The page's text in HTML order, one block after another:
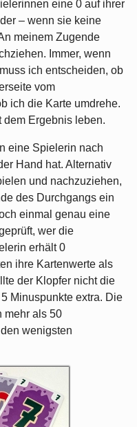
eine 0 auf ihrer
– wenn sie keine
meinem Zugende
Immer, wenn
ich entscheiden, ob
vom
ich die Karte umdrehe.
dem Ergebnis leben.
eine Spielerin nach
Hand hat. Alternativ
und nachzuziehen,
des Durchgangs ein
einmal genau eine
wer die
erhält 0
ihre Kartenwerte als
der Klopfer nicht die
Minuspunkte extra. Die
mehr als 50
wenigsten